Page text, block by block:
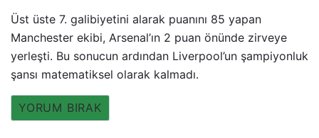
Üst üste 7. galibiyetini alarak puanını 85 yapan
Manchester ekibi, Arsenal’ın 2 puan önünde zirveye
yerleşti. Bu sonucun ardından Liverpool’un şampiyonluk
şansı matematiksel olarak kalmadı.
YORUM BIRAK